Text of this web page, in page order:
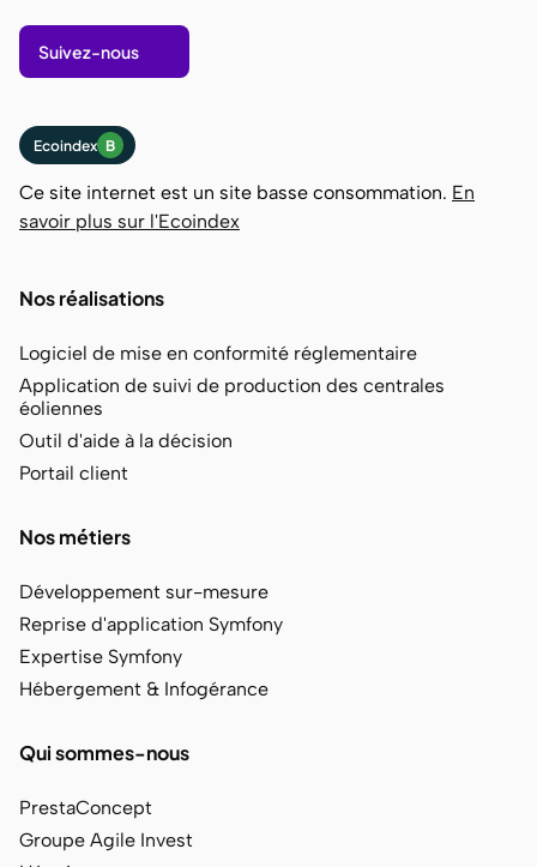
Suivez-nous
Ecoindex B
Ce site internet est un site basse consommation. En
savoir plus sur l'Ecoindex
Nos réalisations
Logiciel de mise en conformité réglementaire
Application de suivi de production des centrales
éoliennes
Outil d'aide à la décision
Portail client
Nos métiers
Développement sur-mesure
Reprise d'application Symfony
Expertise Symfony
Hébergement & Infogérance
Qui sommes-nous
PrestaConcept
Groupe Agile Invest